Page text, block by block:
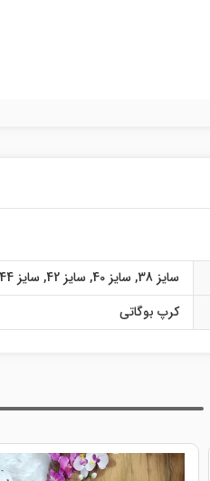
سایز 38 , سایز 40 , سایز 42 , سایز 44
کرپ بوگاتی